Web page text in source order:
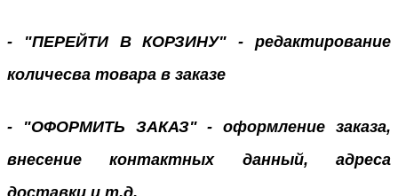
- "ПЕРЕЙТИ В КОРЗИНУ" - редактирование
количесва товара в заказе
- "ОФОРМИТЬ ЗАКАЗ" - оформление заказа,
внесение контактных данный, адреса
доставки и т.д.